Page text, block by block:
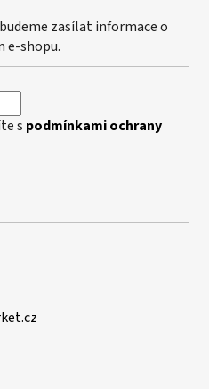
v
k
v
ý
p
zasílat informace o
e-shopu.
s podmínkami ochrany